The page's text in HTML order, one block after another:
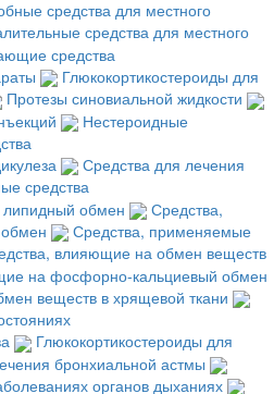
средства для местного
средства для местного
средства
Глюкокортикостероиды для
Протезы синовиальной жидкости
Нестероидные
Средства для лечения
средства
обмен
Средства,
Средства, применяемые
влияющие на обмен веществ
на фосфорно-кальциевый обмен
веществ в хрящевой ткани
Глюкокортикостероиды для
бронхиальной астмы
органов дыханиях